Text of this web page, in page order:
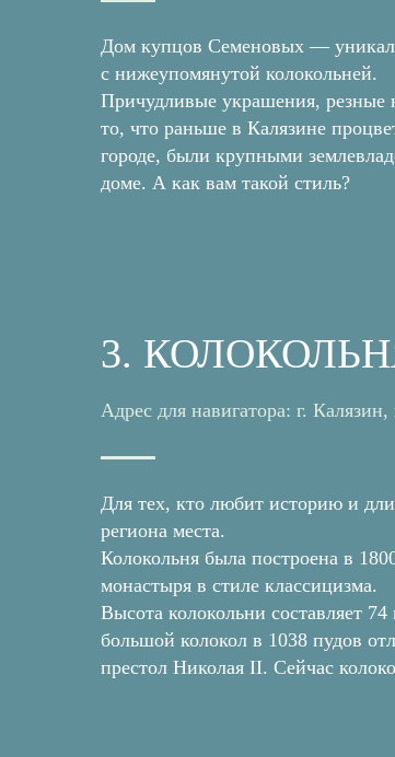
Дом купцов Семеновых —
с нижеупомянутой колокольней.
Причудливые украшения, резные
то, что раньше в Калязине
городе, были крупными
доме. А как вам такой стиль?
3.
Адрес для навигатора: г.
Для тех, кто любит историю и
региона места.
Колокольня была построена в
монастыря в стиле классицизма.
Высота колокольни составляет
большой колокол в 1038 пудов
престол Николая II. Сейчас